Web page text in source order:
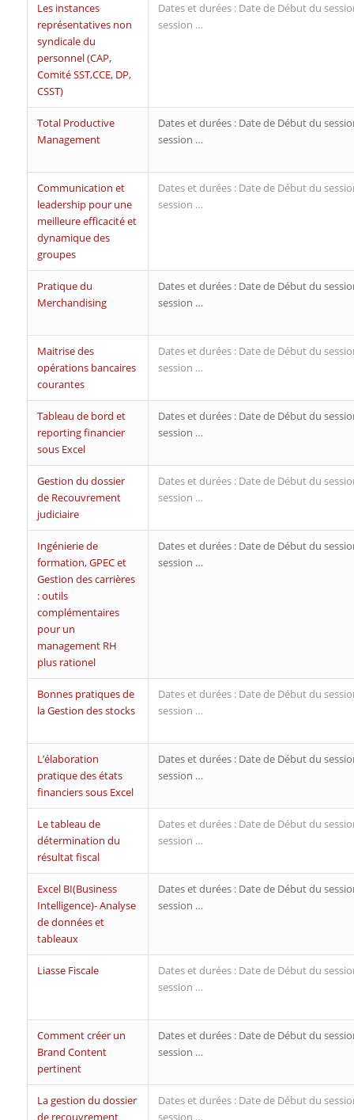
Les instances
représentatives non
syndicale du
personnel (CAP,
Comité SST,CCE, DP,
CSST)
Dates et durées : Date de Début du
session …
Total Productive
Management
Dates et durées : Date de Début du
session …
Communication et
leadership pour une
meilleure efficacité et
dynamique des
groupes
Dates et durées : Date de Début du
session …
Pratique du
Merchandising
Dates et durées : Date de Début du
session …
Maitrise des
opérations bancaires
courantes
Dates et durées : Date de Début du
session …
Tableau de bord et
reporting financier
sous Excel
Dates et durées : Date de Début du
session …
Gestion du dossier
de Recouvrement
judiciaire
Dates et durées : Date de Début du
session …
Ingénierie de
formation, GPEC et
Gestion des carrières
: outils
complémentaires
pour un
management RH
plus rationel
Dates et durées : Date de Début du
session …
Bonnes pratiques de
la Gestion des stocks
Dates et durées : Date de Début du
session …
L’élaboration
pratique des états
financiers sous Excel
Dates et durées : Date de Début du
session …
Le tableau de
détermination du
résultat fiscal
Dates et durées : Date de Début du
session …
Excel BI(Business
Intelligence)- Analyse
de données et
tableaux
Dates et durées : Date de Début du
session …
Liasse Fiscale
Dates et durées : Date de Début du
session …
Comment créer un
Brand Content
pertinent
Dates et durées : Date de Début du
session …
La gestion du dossier
de recouvrement
Dates et durées : Date de Début du
session …